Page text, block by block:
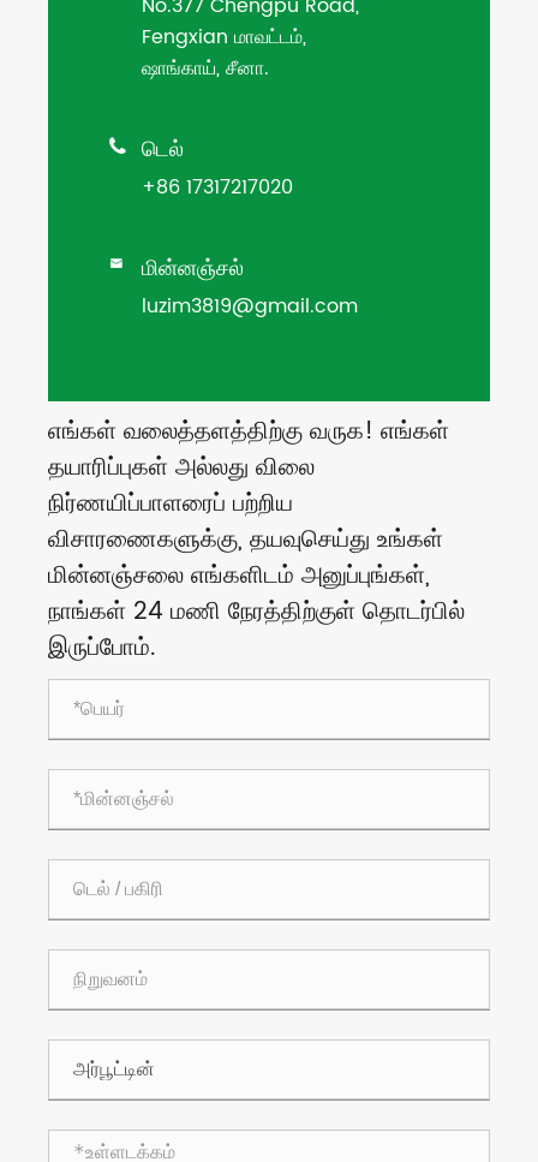
Fengxian மாவட்டம்,
ஷாங்காய், சீனா.
 டெல்
+86 17317217020
 மின்னஞ்சல்
luzim3819@gmail.com
எங்கள் வலைத்தளத்திற்கு வருக! எங்கள்
தயாரிப்புகள் அல்லது விலை
நிர்ணயிப்பாளரைப் பற்றிய
விசாரணைகளுக்கு, தயவுசெய்து உங்கள்
மின்னஞ்சலை எங்களிடம் அனுப்புங்கள்,
நாங்கள் 24 மணி நேரத்திற்குள் தொடர்பில்
இருப்போம்.